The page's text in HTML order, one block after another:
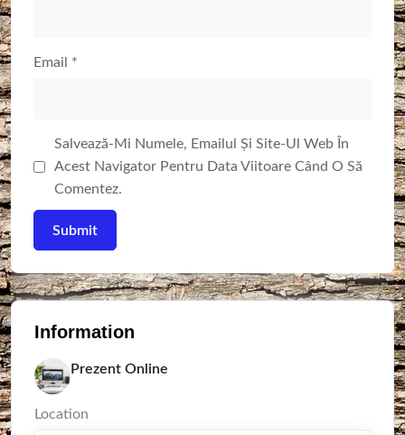
Email *
Salvează-Mi Numele, Emailul Și Site-Ul Web În
Acest Navigator Pentru Data Viitoare Când O Să
Comentez.
Information
Prezent Online
Location